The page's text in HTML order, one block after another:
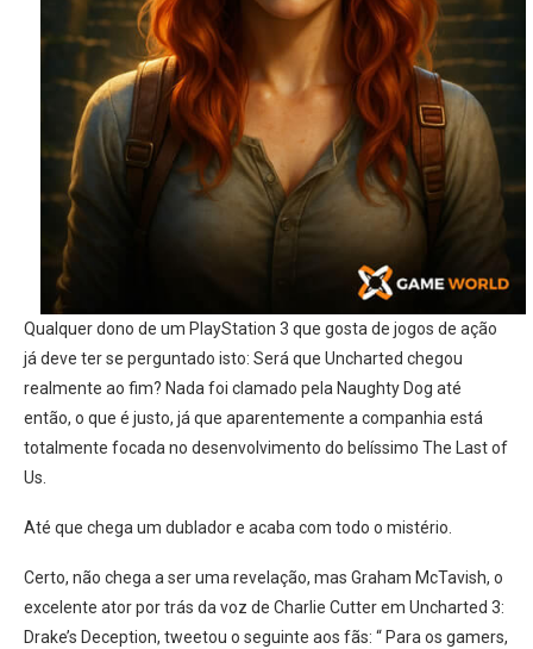
Qualquer dono de um PlayStation 3 que gosta de jogos de ação
já deve ter se perguntado isto: Será que Uncharted chegou
realmente ao fim? Nada foi clamado pela Naughty Dog até
então, o que é justo, já que aparentemente a companhia está
totalmente focada no desenvolvimento do belíssimo The Last of
Us.
Até que chega um dublador e acaba com todo o mistério.
Certo, não chega a ser uma revelação, mas Graham McTavish, o
excelente ator por trás da voz de Charlie Cutter em Uncharted 3:
Drake’s Deception, tweetou o seguinte aos fãs: “ Para os gamers,